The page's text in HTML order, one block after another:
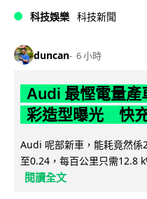
科技娛樂 科技新聞
duncan 6 小時
Audi 最慳電量
彩造型曝光 快
Audi 呢部新車，能耗竟然
至0.24，每百公里只需12.8
閱讀全文